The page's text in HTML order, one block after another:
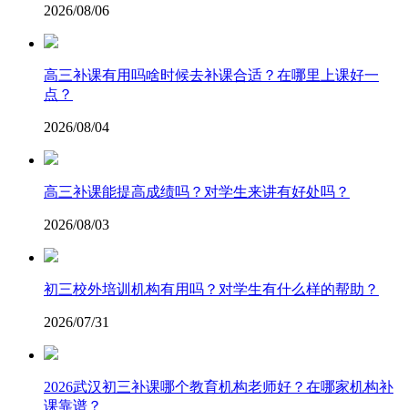
2026/08/06
高三补课有用吗啥时候去补课合适？在哪里上课好一
点？
2026/08/04
高三补课能提高成绩吗？对学生来讲有好处吗？
2026/08/03
初三校外培训机构有用吗？对学生有什么样的帮助？
2026/07/31
2026武汉初三补课哪个教育机构老师好？在哪家机构补
课靠谱？